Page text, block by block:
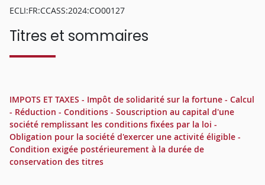
ECLI:FR:CCASS:2024:CO00127
Titres et sommaires
IMPOTS ET TAXES - Impôt de solidarité sur la fortune - Calcul
- Réduction - Conditions - Souscription au capital d'une
société remplissant les conditions fixées par la loi -
Obligation pour la société d'exercer une activité éligible -
Condition exigée postérieurement à la durée de
conservation des titres